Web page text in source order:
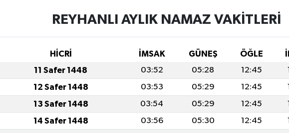
REYHANLI AYLIK NAMAZ VAKITLERI
HİCRİ İMSAK GÜNEŞ ÖĞLE
11 Safer 1448 03:52 05:28 12:45
12 Safer 1448 03:53 05:29 12:45
13 Safer 1448 03:54 05:29 12:45
14 Safer 1448 03:56 05:30 12:45